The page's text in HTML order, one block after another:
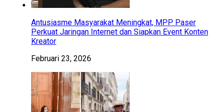
Antusiasme Masyarakat Meningkat, MPP Paser
Perkuat Jaringan Internet dan Siapkan Event Konten
Kreator
Februari 23, 2026